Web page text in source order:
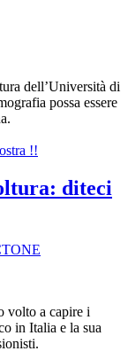
dell’Università di
possa essere
diteci
volto a capire i
in Italia e la sua